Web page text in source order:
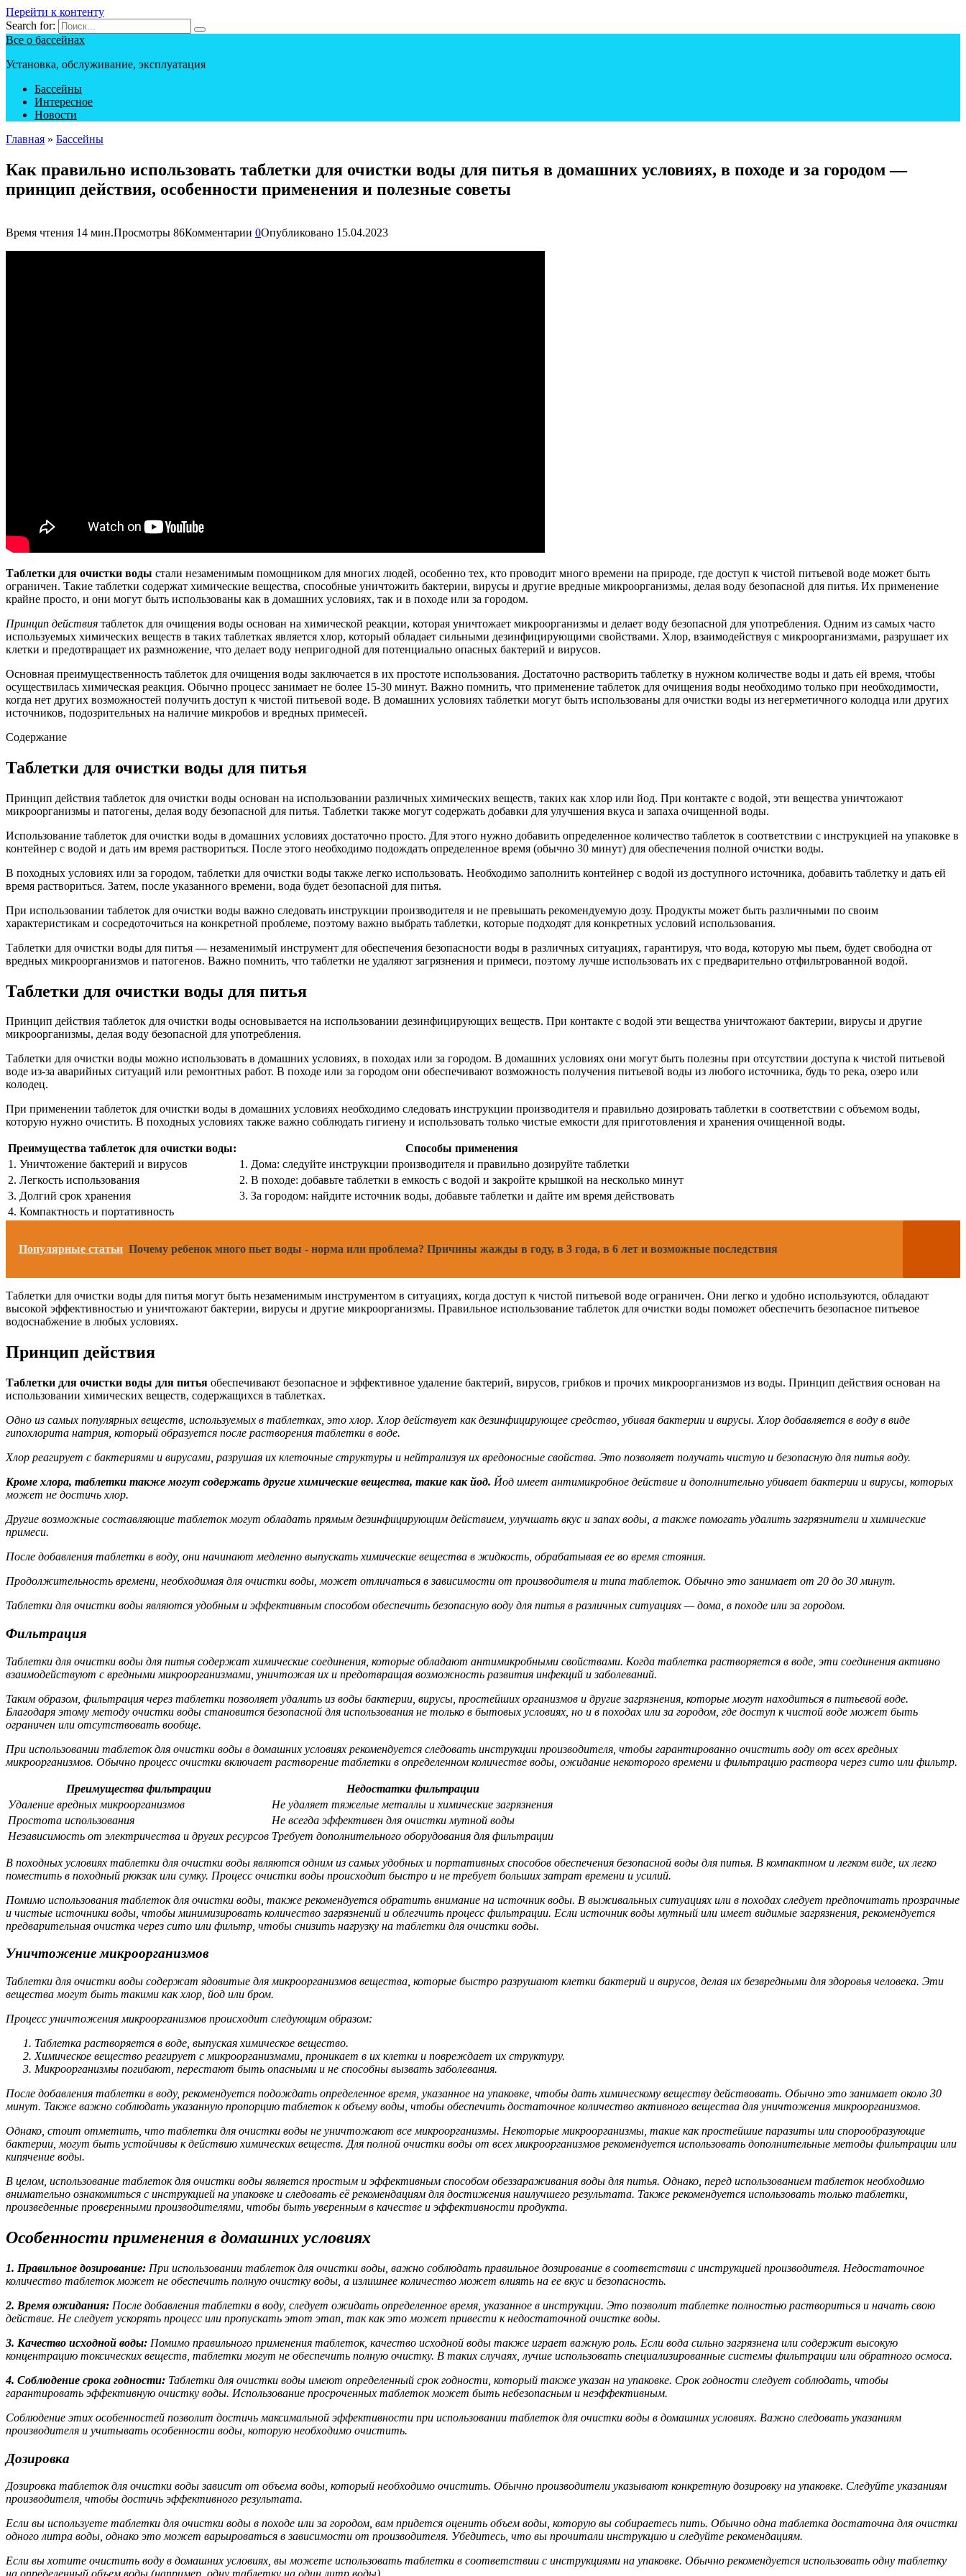
Перейти к контенту
Search for:
Все о бассейнах
Установка, обслуживание, эксплуатация
Бассейны
Интересное
Новости
Главная » Бассейны
Как правильно использовать таблетки для очистки воды для питья в домашних условиях, в походе и за городом —
принцип действия, особенности применения и полезные советы
Время чтения 14 мин.Просмотры 86Комментарии 0Опубликовано 15.04.2023
Таблетки для очистки воды стали незаменимым помощником для многих людей, особенно тех, кто проводит много времени на природе, где доступ к чистой питьевой воде может быть
ограничен. Такие таблетки содержат химические вещества, способные уничтожить бактерии, вирусы и другие вредные микроорганизмы, делая воду безопасной для питья. Их применение
крайне просто, и они могут быть использованы как в домашних условиях, так и в походе или за городом.
Принцип действия таблеток для очищения воды основан на химической реакции, которая уничтожает микроорганизмы и делает воду безопасной для употребления. Одним из самых часто
используемых химических веществ в таких таблетках является хлор, который обладает сильными дезинфицирующими свойствами. Хлор, взаимодействуя с микроорганизмами, разрушает их
клетки и предотвращает их размножение, что делает воду непригодной для потенциально опасных бактерий и вирусов.
Основная преимущественность таблеток для очищения воды заключается в их простоте использования. Достаточно растворить таблетку в нужном количестве воды и дать ей время, чтобы
осуществилась химическая реакция. Обычно процесс занимает не более 15-30 минут. Важно помнить, что применение таблеток для очищения воды необходимо только при необходимости,
когда нет других возможностей получить доступ к чистой питьевой воде. В домашних условиях таблетки могут быть использованы для очистки воды из негерметичного колодца или других
источников, подозрительных на наличие микробов и вредных примесей.
Содержание
Таблетки для очистки воды для питья
Принцип действия таблеток для очистки воды основан на использовании различных химических веществ, таких как хлор или йод. При контакте с водой, эти вещества уничтожают
микроорганизмы и патогены, делая воду безопасной для питья. Таблетки также могут содержать добавки для улучшения вкуса и запаха очищенной воды.
Использование таблеток для очистки воды в домашних условиях достаточно просто. Для этого нужно добавить определенное количество таблеток в соответствии с инструкцией на упаковке в
контейнер с водой и дать им время раствориться. После этого необходимо подождать определенное время (обычно 30 минут) для обеспечения полной очистки воды.
В походных условиях или за городом, таблетки для очистки воды также легко использовать. Необходимо заполнить контейнер с водой из доступного источника, добавить таблетку и дать ей
время раствориться. Затем, после указанного времени, вода будет безопасной для питья.
При использовании таблеток для очистки воды важно следовать инструкции производителя и не превышать рекомендуемую дозу. Продукты может быть различными по своим
характеристикам и сосредоточиться на конкретной проблеме, поэтому важно выбрать таблетки, которые подходят для конкретных условий использования.
Таблетки для очистки воды для питья — незаменимый инструмент для обеспечения безопасности воды в различных ситуациях, гарантируя, что вода, которую мы пьем, будет свободна от
вредных микроорганизмов и патогенов. Важно помнить, что таблетки не удаляют загрязнения и примеси, поэтому лучше использовать их с предварительно отфильтрованной водой.
Таблетки для очистки воды для питья
Принцип действия таблеток для очистки воды основывается на использовании дезинфицирующих веществ. При контакте с водой эти вещества уничтожают бактерии, вирусы и другие
микроорганизмы, делая воду безопасной для употребления.
Таблетки для очистки воды можно использовать в домашних условиях, в походах или за городом. В домашних условиях они могут быть полезны при отсутствии доступа к чистой питьевой
воде из-за аварийных ситуаций или ремонтных работ. В походе или за городом они обеспечивают возможность получения питьевой воды из любого источника, будь то река, озеро или
колодец.
При применении таблеток для очистки воды в домашних условиях необходимо следовать инструкции производителя и правильно дозировать таблетки в соответствии с объемом воды,
которую нужно очистить. В походных условиях также важно соблюдать гигиену и использовать только чистые емкости для приготовления и хранения очищенной воды.
Преимущества таблеток для очистки воды:
Способы применения
1. Уничтожение бактерий и вирусов
1. Дома: следуйте инструкции производителя и правильно дозируйте таблетки
2. Легкость использования
2. В походе: добавьте таблетки в емкость с водой и закройте крышкой на несколько минут
3. Долгий срок хранения
3. За городом: найдите источник воды, добавьте таблетки и дайте им время действовать
4. Компактность и портативность
Популярные статьи Почему ребенок много пьет воды - норма или проблема? Причины жажды в году, в 3 года, в 6 лет и возможные последствия
Таблетки для очистки воды для питья могут быть незаменимым инструментом в ситуациях, когда доступ к чистой питьевой воде ограничен. Они легко и удобно используются, обладают
высокой эффективностью и уничтожают бактерии, вирусы и другие микроорганизмы. Правильное использование таблеток для очистки воды поможет обеспечить безопасное питьевое
водоснабжение в любых условиях.
Принцип действия
Таблетки для очистки воды для питья обеспечивают безопасное и эффективное удаление бактерий, вирусов, грибков и прочих микроорганизмов из воды. Принцип действия основан на
использовании химических веществ, содержащихся в таблетках.
Одно из самых популярных веществ, используемых в таблетках, это хлор. Хлор действует как дезинфицирующее средство, убивая бактерии и вирусы. Хлор добавляется в воду в виде
гипохлорита натрия, который образуется после растворения таблетки в воде.
Хлор реагирует с бактериями и вирусами, разрушая их клеточные структуры и нейтрализуя их вредоносные свойства. Это позволяет получать чистую и безопасную для питья воду.
Кроме хлора, таблетки также могут содержать другие химические вещества, такие как йод. Йод имеет антимикробное действие и дополнительно убивает бактерии и вирусы, которых
может не достичь хлор.
Другие возможные составляющие таблеток могут обладать прямым дезинфицирующим действием, улучшать вкус и запах воды, а также помогать удалить загрязнители и химические
примеси.
После добавления таблетки в воду, они начинают медленно выпускать химические вещества в жидкость, обрабатывая ее во время стояния.
Продолжительность времени, необходимая для очистки воды, может отличаться в зависимости от производителя и типа таблеток. Обычно это занимает от 20 до 30 минут.
Таблетки для очистки воды являются удобным и эффективным способом обеспечить безопасную воду для питья в различных ситуациях — дома, в походе или за городом.
Фильтрация
Таблетки для очистки воды для питья содержат химические соединения, которые обладают антимикробными свойствами. Когда таблетка растворяется в воде, эти соединения активно
взаимодействуют с вредными микроорганизмами, уничтожая их и предотвращая возможность развития инфекций и заболеваний.
Таким образом, фильтрация через таблетки позволяет удалить из воды бактерии, вирусы, простейших организмов и другие загрязнения, которые могут находиться в питьевой воде.
Благодаря этому методу очистки воды становится безопасной для использования не только в бытовых условиях, но и в походах или за городом, где доступ к чистой воде может быть
ограничен или отсутствовать вообще.
При использовании таблеток для очистки воды в домашних условиях рекомендуется следовать инструкции производителя, чтобы гарантированно очистить воду от всех вредных
микроорганизмов. Обычно процесс очистки включает растворение таблетки в определенном количестве воды, ожидание некоторого времени и фильтрацию раствора через сито или фильтр.
Преимущества фильтрации
Недостатки фильтрации
Удаление вредных микроорганизмов
Не удаляет тяжелые металлы и химические загрязнения
Простота использования
Не всегда эффективен для очистки мутной воды
Независимость от электричества и других ресурсов Требует дополнительного оборудования для фильтрации
В походных условиях таблетки для очистки воды являются одним из самых удобных и портативных способов обеспечения безопасной воды для питья. В компактном и легком виде, их легко
поместить в походный рюкзак или сумку. Процесс очистки воды происходит быстро и не требует больших затрат времени и усилий.
Помимо использования таблеток для очистки воды, также рекомендуется обратить внимание на источник воды. В выживальных ситуациях или в походах следует предпочитать прозрачные
и чистые источники воды, чтобы минимизировать количество загрязнений и облегчить процесс фильтрации. Если источник воды мутный или имеет видимые загрязнения, рекомендуется
предварительная очистка через сито или фильтр, чтобы снизить нагрузку на таблетки для очистки воды.
Уничтожение микроорганизмов
Таблетки для очистки воды содержат ядовитые для микроорганизмов вещества, которые быстро разрушают клетки бактерий и вирусов, делая их безвредными для здоровья человека. Эти
вещества могут быть такими как хлор, йод или бром.
Процесс уничтожения микроорганизмов происходит следующим образом:
Таблетка растворяется в воде, выпуская химическое вещество.
Химическое вещество реагирует с микроорганизмами, проникает в их клетки и повреждает их структуру.
Микроорганизмы погибают, перестают быть опасными и не способны вызвать заболевания.
После добавления таблетки в воду, рекомендуется подождать определенное время, указанное на упаковке, чтобы дать химическому веществу действовать. Обычно это занимает около 30
минут. Также важно соблюдать указанную пропорцию таблеток к объему воды, чтобы обеспечить достаточное количество активного вещества для уничтожения микроорганизмов.
Однако, стоит отметить, что таблетки для очистки воды не уничтожают все микроорганизмы. Некоторые микроорганизмы, такие как простейшие паразиты или спорообразующие
бактерии, могут быть устойчивы к действию химических веществ. Для полной очистки воды от всех микроорганизмов рекомендуется использовать дополнительные методы фильтрации или
кипячение воды.
В целом, использование таблеток для очистки воды является простым и эффективным способом обеззараживания воды для питья. Однако, перед использованием таблеток необходимо
внимательно ознакомиться с инструкцией на упаковке и следовать её рекомендациям для достижения наилучшего результата. Также рекомендуется использовать только таблетки,
произведенные проверенными производителями, чтобы быть уверенным в качестве и эффективности продукта.
Особенности применения в домашних условиях
1. Правильное дозирование: При использовании таблеток для очистки воды, важно соблюдать правильное дозирование в соответствии с инструкцией производителя. Недостаточное
количество таблеток может не обеспечить полную очистку воды, а излишнее количество может влиять на ее вкус и безопасность.
2. Время ожидания: После добавления таблетки в воду, следует ожидать определенное время, указанное в инструкции. Это позволит таблетке полностью раствориться и начать свою
действие. Не следует ускорять процесс или пропускать этот этап, так как это может привести к недостаточной очистке воды.
3. Качество исходной воды: Помимо правильного применения таблеток, качество исходной воды также играет важную роль. Если вода сильно загрязнена или содержит высокую
концентрацию токсических веществ, таблетки могут не обеспечить полную очистку. В таких случаях, лучше использовать специализированные системы фильтрации или обратного осмоса.
4. Соблюдение срока годности: Таблетки для очистки воды имеют определенный срок годности, который также указан на упаковке. Срок годности следует соблюдать, чтобы
гарантировать эффективную очистку воды. Использование просроченных таблеток может быть небезопасным и неэффективным.
Соблюдение этих особенностей позволит достичь максимальной эффективности при использовании таблеток для очистки воды в домашних условиях. Важно следовать указаниям
производителя и учитывать особенности воды, которую необходимо очистить.
Дозировка
Дозировка таблеток для очистки воды зависит от объема воды, который необходимо очистить. Обычно производители указывают конкретную дозировку на упаковке. Следуйте указаниям
производителя, чтобы достичь эффективного результата.
Если вы используете таблетки для очистки воды в походе или за городом, вам придется оценить объем воды, которую вы собираетесь пить. Обычно одна таблетка достаточна для очистки
одного литра воды, однако это может варьироваться в зависимости от производителя. Убедитесь, что вы прочитали инструкцию и следуйте рекомендациям.
Если вы хотите очистить воду в домашних условиях, вы можете использовать таблетки в соответствии с инструкциями на упаковке. Обычно рекомендуется использовать одну таблетку